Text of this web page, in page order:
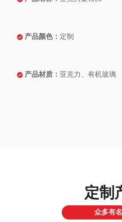
产品颜色： 定制
产品材质： 亚克力、有机玻璃
定制
众多有